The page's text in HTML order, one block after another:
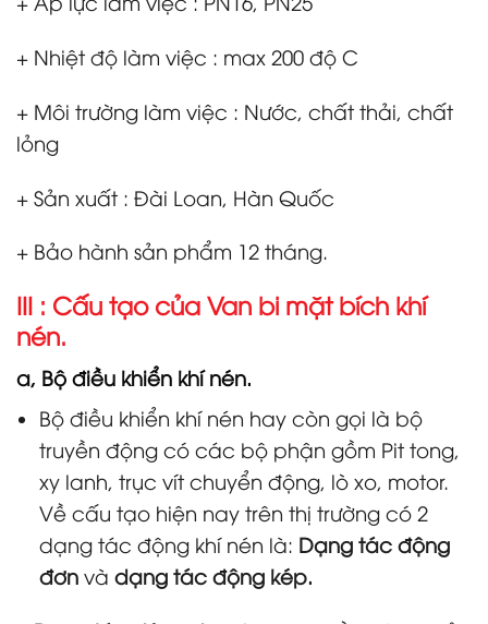
+ Nhiệt độ làm việc : max 200 độ C
+ Môi trường làm việc : Nước, chất thải, chất
lỏng
+ Sản xuất : Đài Loan, Hàn Quốc
+ Bảo hành sản phẩm 12 tháng.
III : Cấu tạo của Van bi mặt bích khí
nén.
a, Bộ điều khiển khí nén.
Bộ điều khiển khí nén hay còn gọi là bộ
truyền động có các bộ phận gồm Pit tong,
xy lanh, trục vít chuyển động, lò xo, motor.
Về cấu tạo hiện nay trên thị trường có 2
dạng tác động khí nén là: Dạng tác động
đơnvà dạng tác động kép.